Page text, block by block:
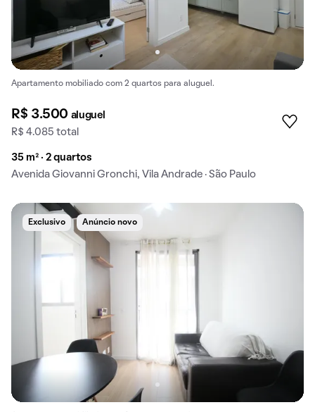
Apartamento mobiliado com 2 quartos para aluguel.
R$ 3.500 aluguel
R$ 4.085 total
35 m² · 2 quartos
Avenida Giovanni Gronchi, Vila Andrade · São Paulo
Exclusivo Anúncio novo